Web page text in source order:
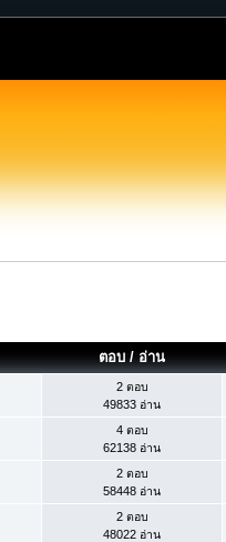
ตอบ/ อ่าน
2 ตอบ
49833 อ่าน
4 ตอบ
62138 อ่าน
2 ตอบ
58448 อ่าน
2 ตอบ
48022 อ่าน